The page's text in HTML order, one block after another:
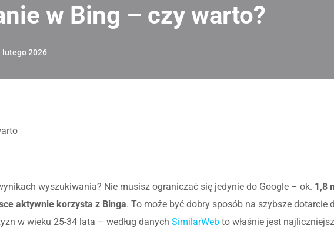
w Bing – czy warto?
lutego 2026
wyszukiwania? Nie musisz ograniczać się jedynie do Google – ok. 1,8
aktywnie korzysta z Binga. To może być dobry sposób na szybsze dotarcie
w wieku 25-34 lata – według danych SimilarWeb to właśnie jest